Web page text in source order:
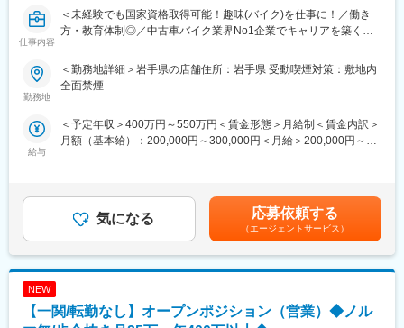
変更の範囲：会社の定める業務
※ご応募時、参加可能日時をお知らせください。
・新規契約・機種変更の受付および提案
・料金プラン、楽天ポイント活用、楽天カード、各種サービスの
・スマホの初期設定・データ移行サポート
・問い合わせ対応
・店舗会議・研修への参加
・キャンペーン企画など、集客に向けた取り組み
■キャリアパス：
へステップアップが可能です。RSV経験後はマネジメントや本部
への異動の道もあり、長期的にキャリア形成ができます。まずは
仕事内容
＜未経験でも国家資格取得可能！趣味(バイク)を仕事に！／働き
方・教育体制◎／中古車バイク業界No1企業でキャリアを築く／
■業務内容
■教育体制
合格基準が明確に定められており、完全未経験のご入社者も第一
線で活躍しているので、ご安心ください！
※同社の保有する宿泊施設での実施となるため、引っ越し費用等も
発生しません。
検査といった国家資格を保有する先輩社員が必ず確認する為、研
修後もサポート体制は万全です！
勤務地
＜勤務地詳細＞岩手県の店舗住所：岩手県 受動喫煙対策：敷地内
全面禁煙
給与
＜予定年収＞400万円～550万円＜賃金形態＞月給制＜賃金内訳＞
月額（基本給）：200,000円～300,000円＜月給＞200,000円～
あくまでも目安の金額であり、選考を通じて上下する可能性があ
ります。月給(月額)は固定手当を含めた表記です。
気になる 応募依頼する
（エージェントサービス）
NEW
【一関/転勤なし】オープンポジション（営業）◆ノル